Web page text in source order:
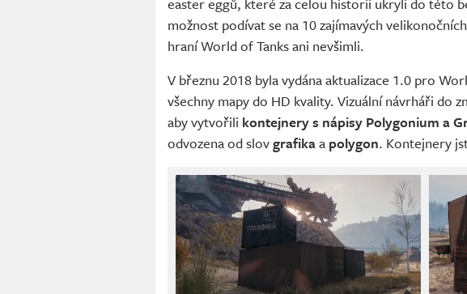
možnost podívat se na 10 zajímavých
hraní World of Tanks ani nevšimli.
V březnu 2018 byla vydána aktualizace 1.0 pro
všechny mapy do HD kvality. Vizuální návrháři do
aby vytvořili kontejnery s nápisy Polygonium a
odvozena od slovgrafikaa polygon. Kontejnery